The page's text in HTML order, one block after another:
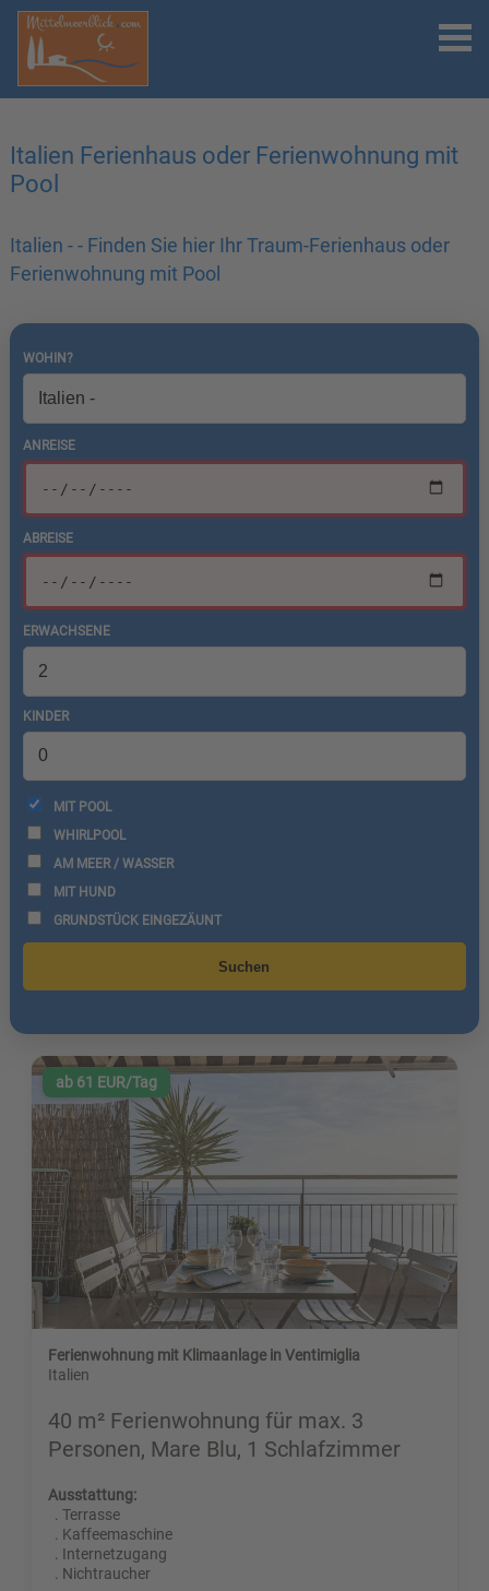
Italien Ferienhaus oder Ferienwohnung mit
Pool
Italien - - Finden Sie hier Ihr Traum-Ferienhaus oder
Ferienwohnung mit Pool
WOHIN?
ANREISE
ABREISE
ERWACHSENE
KINDER
MIT POOL
WHIRLPOOL
AM MEER / WASSER
MIT HUND
GRUNDSTÜCK EINGEZÄUNT
Suchen
ab 61 EUR/Tag
Ferienwohnung mit Klimaanlage in Ventimiglia
Italien
40 m² Ferienwohnung für max. 3
Personen, Mare Blu, 1 Schlafzimmer
Ausstattung:
. Terrasse
. Kaffeemaschine
. Internetzugang
. Nichtraucher